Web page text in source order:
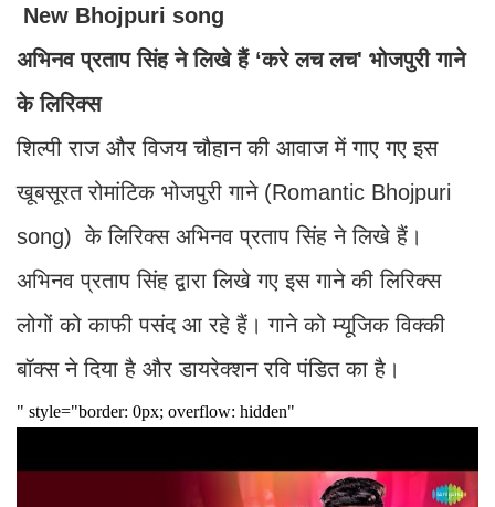
New Bhojpuri song
अभिनव प्रताप सिंह ने लिखे हैं ‘करे लच लच' भोजपुरी गाने
के लिरिक्स
शिल्पी राज और विजय चौहान की आवाज में गाए गए इस
खूबसूरत रोमांटिक भोजपुरी गाने (Romantic Bhojpuri
song) के लिरिक्स अभिनव प्रताप सिंह ने लिखे हैं।
अभिनव प्रताप सिंह द्वारा लिखे गए इस गाने की लिरिक्स
लोगों को काफी पसंद आ रहे हैं। गाने को म्यूजिक विक्की
बॉक्स ने दिया है और डायरेक्शन रवि पंडित का है।